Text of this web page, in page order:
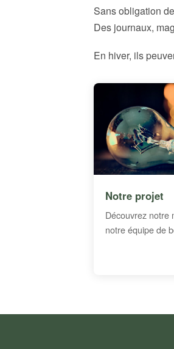
Sans obligation
Des journaux,
En hiver, ils
Notre projet
Découvrez notre
notre équipe de